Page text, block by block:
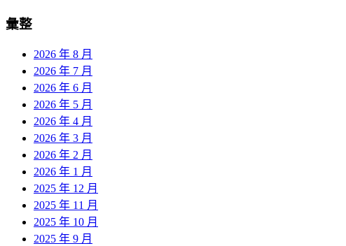
彙整
2026 年 8 月
2026 年 7 月
2026 年 6 月
2026 年 5 月
2026 年 4 月
2026 年 3 月
2026 年 2 月
2026 年 1 月
2025 年 12 月
2025 年 11 月
2025 年 10 月
2025 年 9 月